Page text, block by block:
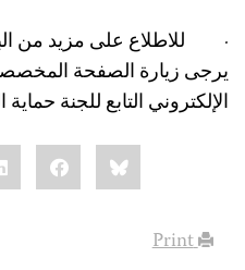
·
للاطلاع على مزيد من
يرجى زيارة الصفحة
الإلكتروني التابع للجنة
Bluesky
Print